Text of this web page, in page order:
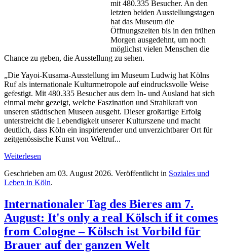
mit 480.335 Besucher. An den
letzten beiden Ausstellungstagen
hat das Museum die
Öffnungszeiten bis in den frühen
Morgen ausgedehnt, um noch
möglichst vielen Menschen die
Chance zu geben, die Ausstellung zu sehen.
„Die Yayoi-Kusama-Ausstellung im Museum Ludwig hat Kölns
Ruf als internationale Kulturmetropole auf eindrucksvolle Weise
gefestigt. Mit 480.335 Besucher aus dem In- und Ausland hat sich
einmal mehr gezeigt, welche Faszination und Strahlkraft von
unseren städtischen Museen ausgeht. Dieser großartige Erfolg
unterstreicht die Lebendigkeit unserer Kulturszene und macht
deutlich, dass Köln ein inspirierender und unverzichtbarer Ort für
zeitgenössische Kunst von Weltruf...
Weiterlesen
Geschrieben am 03. August 2026. Veröffentlicht in Soziales und
Leben in Köln.
Internationaler Tag des Bieres am 7.
August: It's only a real Kölsch if it comes
from Cologne – Kölsch ist Vorbild für
Brauer auf der ganzen Welt